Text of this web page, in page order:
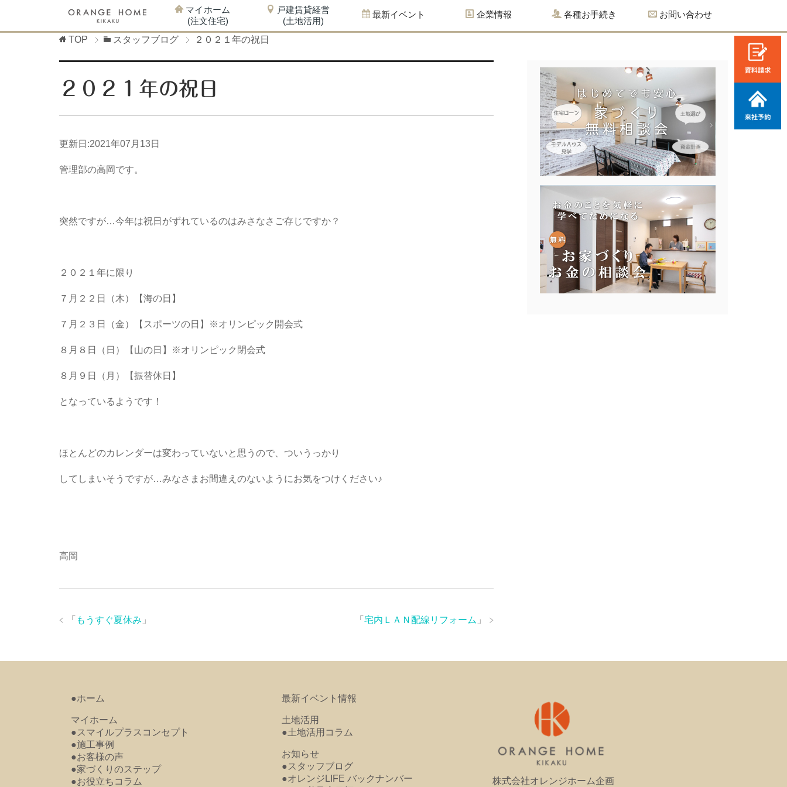
マイホーム
(注文住宅)
戸建賃貸経営
(土地活用)
最新イベント 企業情報 各種お手続き お問い合わせ
TOP スタッフブログ ２０２１年の祝日
２０２１年の祝日
更新日:2021年07月13日
管理部の高岡です。
突然ですが…今年は祝日がずれているのはみさなさご存じですか？
２０２１年に限り
７月２２日（木）【海の日】
７月２３日（金）【スポーツの日】※オリンピック開会式
８月８日（日）【山の日】※オリンピック閉会式
８月９日（月）【振替休日】
となっているようです！
ほとんどのカレンダーは変わっていないと思うので、ついうっかり
してしまいそうですが…みなさまお間違えのないようにお気をつけください♪
高岡
「宅内ＬＡＮ配線リフォーム 」
「 もうすぐ夏休み 」
●ホーム
マイホーム
●スマイルプラスコンセプト
●施工事例
●お客様の声
●家づくりのステップ
●お役立ちコラム
最新イベント情報
土地活用
●土地活用コラム
お知らせ
●スタッフブログ
●オレンジLIFE バックナンバー
株式会社オレンジホーム企画